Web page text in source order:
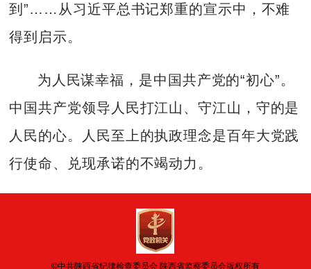
到”……从习近平总书记郑重的宣示中，不难
得到启示。
为人民谋幸福，是中国共产党的“初心”。
中国共产党领导人民打江山、守江山，守的是
人民的心。人民至上的执政理念是百年大党践
行使命、兑现承诺的不竭动力。
©中共陕西省纪律检查委员会 陕西省监察委员会版权所有